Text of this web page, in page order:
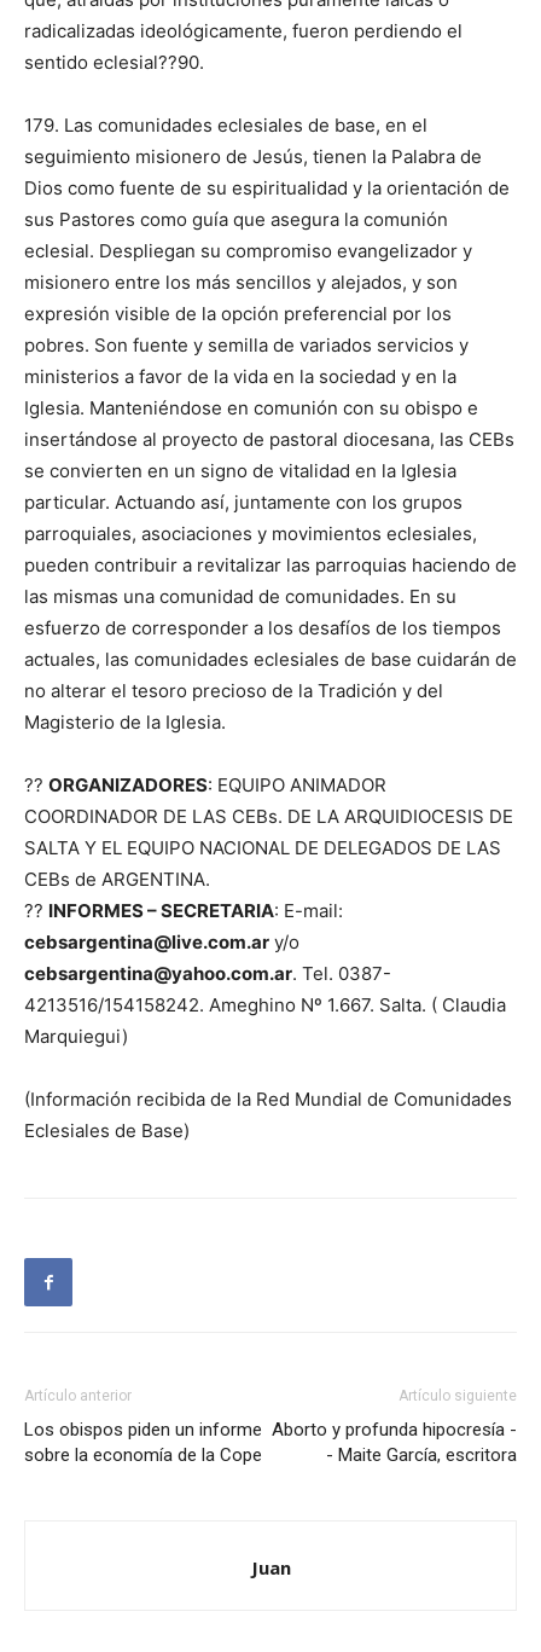
radicalizadas ideológicamente, fueron perdiendo el
sentido eclesial??90.
179. Las comunidades eclesiales de base, en el
seguimiento misionero de Jesús, tienen la Palabra de
Dios como fuente de su espiritualidad y la orientación de
sus Pastores como guía que asegura la comunión
eclesial. Despliegan su compromiso evangelizador y
misionero entre los más sencillos y alejados, y son
expresión visible de la opción preferencial por los
pobres. Son fuente y semilla de variados servicios y
ministerios a favor de la vida en la sociedad y en la
Iglesia. Manteniéndose en comunión con su obispo e
insertándose al proyecto de pastoral diocesana, las CEBs
se convierten en un signo de vitalidad en la Iglesia
particular. Actuando así, juntamente con los grupos
parroquiales, asociaciones y movimientos eclesiales,
pueden contribuir a revitalizar las parroquias haciendo de
las mismas una comunidad de comunidades. En su
esfuerzo de corresponder a los desafíos de los tiempos
actuales, las comunidades eclesiales de base cuidarán de
no alterar el tesoro precioso de la Tradición y del
Magisterio de la Iglesia.
?? ORGANIZADORES: EQUIPO ANIMADOR
COORDINADOR DE LAS CEBs. DE LA ARQUIDIOCESIS DE
SALTA Y EL EQUIPO NACIONAL DE DELEGADOS DE LAS
CEBs de ARGENTINA.
?? INFORMES – SECRETARIA: E-mail:
cebsargentina@live.com.ar y/o
cebsargentina@yahoo.com.ar. Tel. 0387-
4213516/154158242. Ameghino Nº 1.667. Salta. ( Claudia
Marquiegui)
(Información recibida de la Red Mundial de Comunidades
Eclesiales de Base)
Artículo anterior
Los obispos piden un informe
sobre la economía de la Cope
Artículo siguiente
Aborto y profunda hipocresía -
- Maite García, escritora
Juan